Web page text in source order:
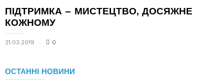
ПІДТРИМКА – МИСТЕЦТВО, ДОСЯЖНЕ
КОЖНОМУ
21.03.2019 0
ОСТАННІ НОВИНИ